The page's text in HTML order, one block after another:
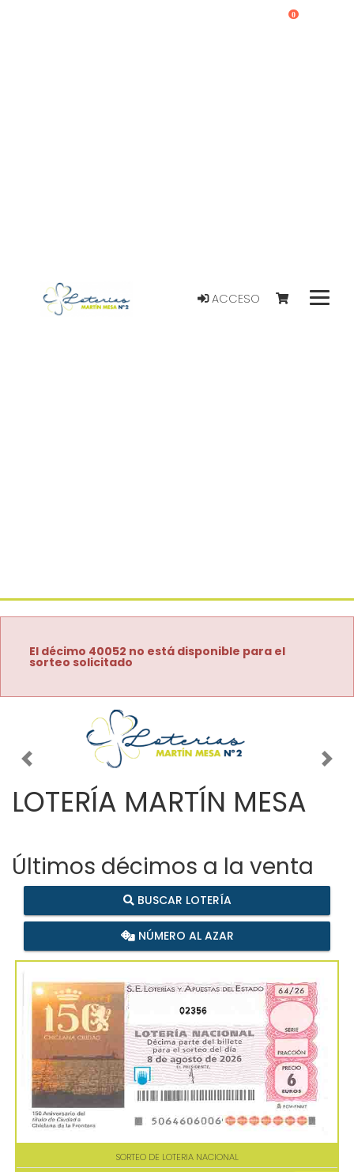
ACCESO
0
El décimo 40052 no está disponible para el
sorteo solicitado
Imagen anterior
LOTERÍA MARTÍN MESA
Últimos décimos a la venta
BUSCAR LOTERÍA
NÚMERO AL AZAR
02356
SORTEO DE LOTERIA NACIONAL